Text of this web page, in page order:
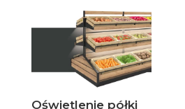
Oświetlenie półki